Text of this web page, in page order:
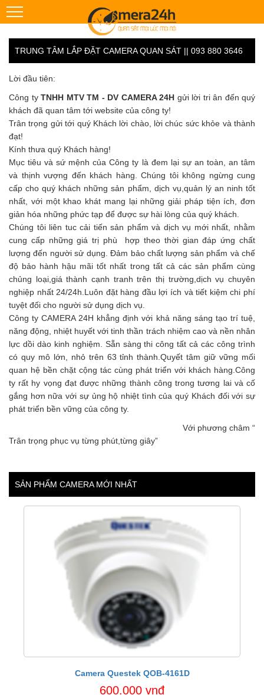
TRUNG TÂM LẮP ĐẶT CAMERA QUAN SÁT || 093 880 3646
Lời đầu tiên:
Công ty TNHH MTV TM - DV CAMERA 24H gửi lời tri ân đến quý
khách đã quan tâm tới website của công ty!
Trân trọng gửi tới quý Khách lời chào, lời chúc sức khỏe và thành
đạt!
Kính thưa quý Khách hàng!
Mục tiêu và sứ mệnh của Công ty là đem lại sự an toàn, an tâm
và thịnh vượng đến khách hàng. Chúng tôi không ngừng cung
cấp cho quý khách những sản phẩm, dịch vụ,quản lý an ninh tốt
nhất, với một khao khát mang lại những giải pháp tiện ích, đơn
giản hóa những phức tạp để được sự hài lòng của quý khách.
Chúng tôi liên tuc cải tiến sản phẩm và dịch vụ mới nhất, nhằm
cung cấp những giá trị phù hợp theo thời gian đáp ứng chất
lượng đến người sử dụng. Đảm bảo chất lượng sản phẩm và chế
độ bảo hành hậu mãi tốt nhất trong tất cả các sản phẩm cùng
chủng loại,giá thành cạnh tranh trên thị trường,dịch vụ chuyên
nghiệp nhất 24/24h.Luôn đặt hàng đầu lợi ích và tiết kiệm chi phí
tuyệt đối cho người sử dụng dịch vụ.
Công ty CAMERA 24H khẳng định với khả năng sáng tạo trí tuệ,
năng động, nhiệt huyết với tinh thần trách nhiệm cao và nền nhân
lực dồi dào kinh nghiệm. Sẵn sàng thi công tất cả các công trình
có quy mô lớn, nhỏ trên 63 tỉnh thành.Quyết tâm giữ vững mối
quan hệ bền chặt cộng tác cùng phát triển với khách hàng.Công
ty rất hy vọng đạt được những thành công trong tương lai và cố
gắng hơn nữa với sự ủng hộ nhiệt tình của quý Khách đối với sự
phát triển bền vững của công ty.
Với phương châm “
Trân trọng phục vụ từng phút,từng giây”
SẢN PHẨM CAMERA MỚI NHẤT
Camera Questek QOB-4161D
600.000 vnđ